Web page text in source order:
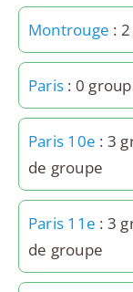
Montrouge :
Paris : 0
Paris 10e : 3
de groupe
Paris 11e : 3
de groupe